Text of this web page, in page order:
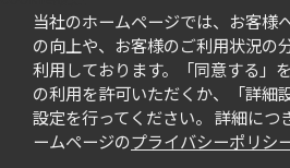
当社のホームページでは、お客様
の向上や、お客様のご利用状況の
利用しております。「同意する」
の利用を許可いただくか、「詳細
設定を行ってください。 詳細につ
ームページのプライバシーポリシ
特定商取引法に基づく表記